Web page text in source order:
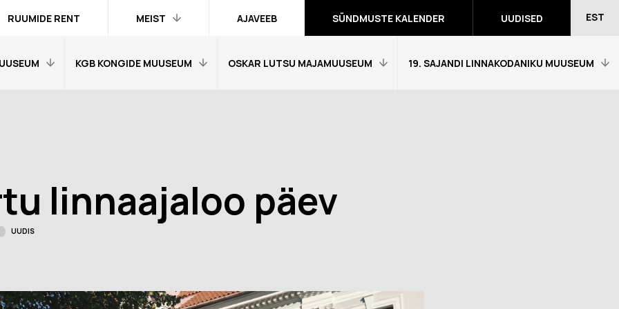
RUUMIDE RENT MEIST
Kontakt ja
Organisatsioonist
Meist meedias
Virtuaalkaardid
AJAVEEB SÜNDMUSTE KALENDER UUDISED EST
KGB KONGIDE MUUSEUM
Õpetajale
Tagasisidetunni
“SINI-MUST-VALGE”:
OSKAR LUTSU MAJAMUUSEUM
Õpetajale
Tagasiside muuseumitunni
Muuseumi lugu
19. SAJANDI LINNAKODANIKU MUUSEUM
linnaajaloo päev
UUDIS